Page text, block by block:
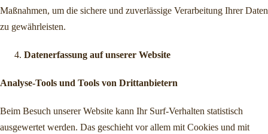
Maßnahmen, um die sichere und zuverlässige Verarbeitung Ihrer Daten
zu gewährleisten.
Datenerfassung auf unserer Website
Analyse-Tools und Tools von Drittanbietern
Beim Besuch unserer Website kann Ihr Surf-Verhalten statistisch
ausgewertet werden. Das geschieht vor allem mit Cookies und mit